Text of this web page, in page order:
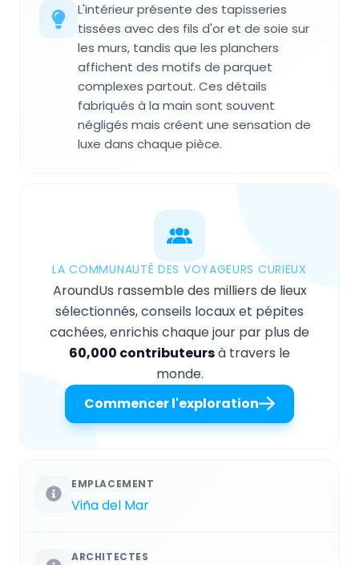
L'intérieur présente des tapisseries
tissées avec des fils d'or et de soie sur
les murs, tandis que les planchers
affichent des motifs de parquet
complexes partout. Ces détails
fabriqués à la main sont souvent
négligés mais créent une sensation de
luxe dans chaque pièce.
LA COMMUNAUTÉ DES VOYAGEURS CURIEUX
AroundUs rassemble des milliers de lieux
sélectionnés, conseils locaux et pépites
cachées, enrichis chaque jour par plus de
60,000 contributeursà travers le
monde.
Commencer l'exploration
EMPLACEMENT
Viña del Mar
ARCHITECTES